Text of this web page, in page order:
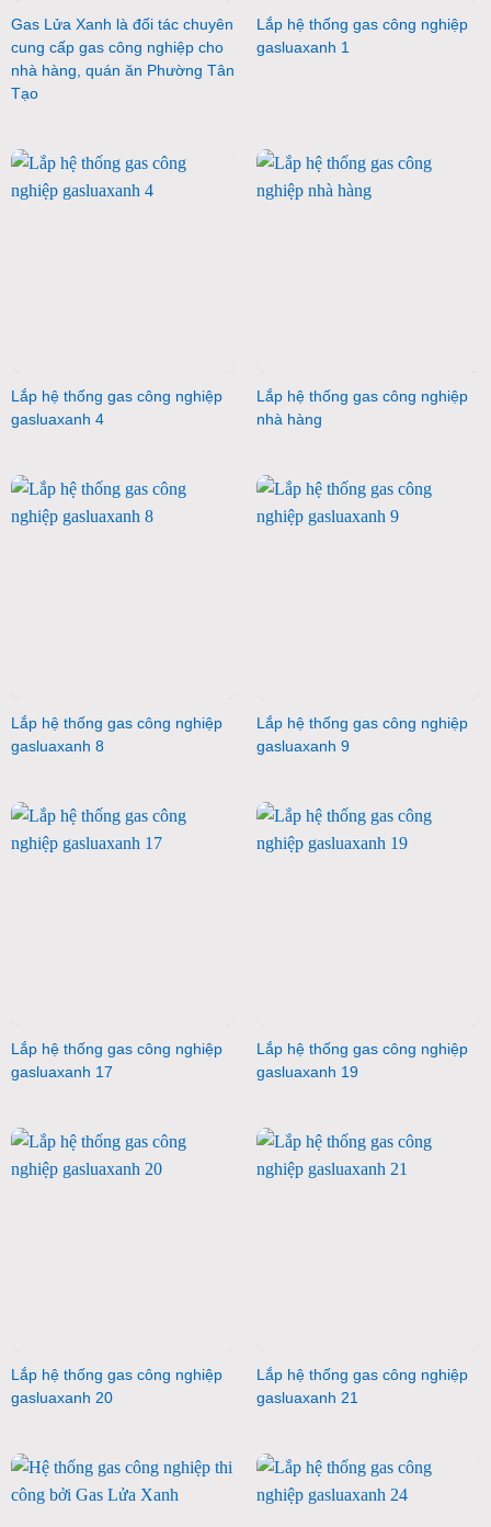
Gas Lửa Xanh là đối tác chuyên
cung cấp gas công nghiệp cho
nhà hàng, quán ăn Phường Tân
Tạo
Lắp hệ thống gas công nghiệp
gasluaxanh 1
Lắp hệ thống gas công nghiệp
gasluaxanh 4
Lắp hệ thống gas công nghiệp
nhà hàng
Lắp hệ thống gas công nghiệp
gasluaxanh 8
Lắp hệ thống gas công nghiệp
gasluaxanh 9
Lắp hệ thống gas công nghiệp
gasluaxanh 17
Lắp hệ thống gas công nghiệp
gasluaxanh 19
Lắp hệ thống gas công nghiệp
gasluaxanh 20
Lắp hệ thống gas công nghiệp
gasluaxanh 21